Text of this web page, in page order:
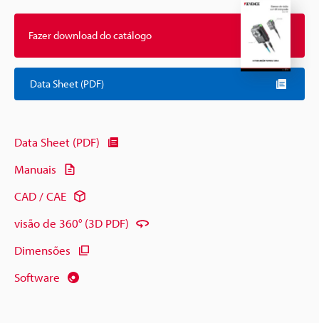
Fazer download do catálogo
Data Sheet (PDF)
Data Sheet (PDF)
Manuais
CAD / CAE
visão de 360° (3D PDF)
Dimensões
Software